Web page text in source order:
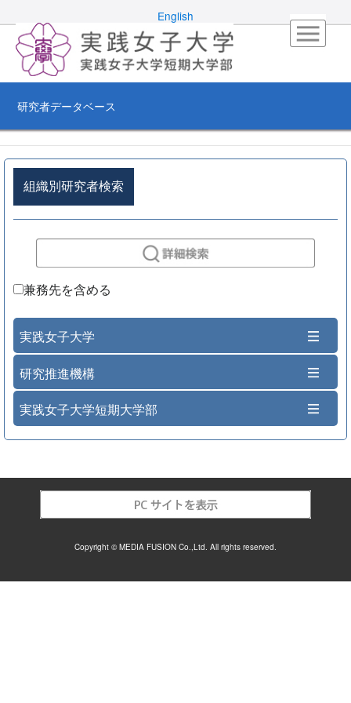
English
研究者データベース
組織別研究者検索
兼務先を含める
実践女子大学
研究推進機構
実践女子大学短期大学部
Copyright © MEDIA FUSION Co.,Ltd. All rights reserved.